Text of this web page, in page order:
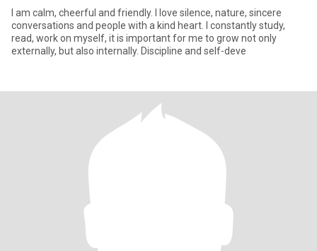
I am calm, cheerful and friendly. I love silence, nature, sincere
conversations and people with a kind heart. I constantly study,
read, work on myself, it is important for me to grow not only
externally, but also internally. Discipline and self-deve